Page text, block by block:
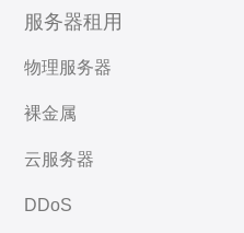
服务器租用
物理服务器
裸金属
云服务器
DDoS